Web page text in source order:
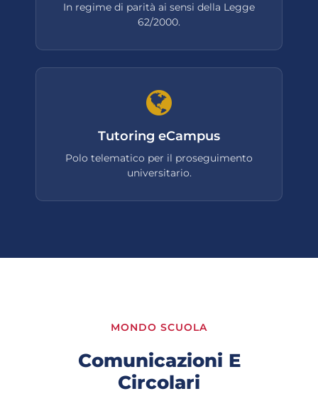
In regime di parità ai sensi della Legge
62/2000.
Tutoring eCampus
Polo telematico per il proseguimento
universitario.
MONDO SCUOLA
Comunicazioni E
Circolari